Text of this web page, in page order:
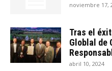
noviembre 17,
Tras el
Globlal de
abril 10, 2024